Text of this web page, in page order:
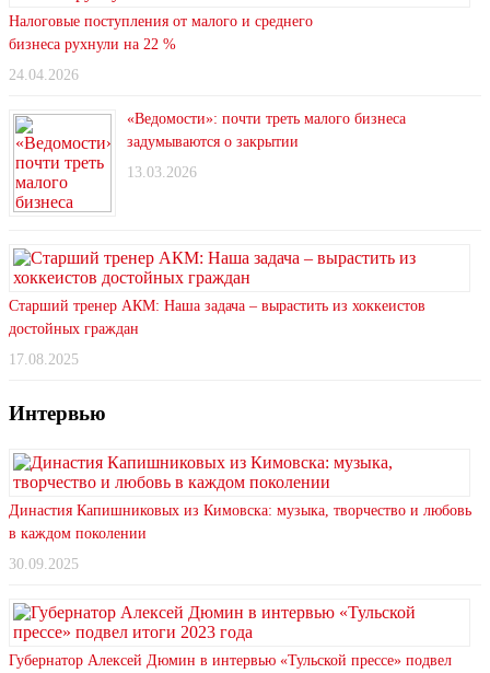
Налоговые поступления от малого и среднего
бизнеса рухнули на 22 %
24.04.2026
«Ведомости»: почти треть малого бизнеса
задумываются о закрытии
13.03.2026
Старший тренер АКМ: Наша задача – вырастить из хоккеистов
достойных граждан
17.08.2025
Интервью
Династия Капишниковых из Кимовска: музыка, творчество и любовь
в каждом поколении
30.09.2025
Губернатор Алексей Дюмин в интервью «Тульской прессе» подвел